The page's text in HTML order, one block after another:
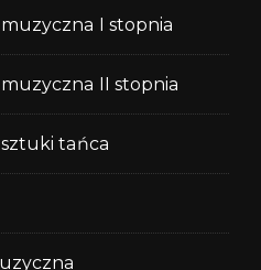
I stopnia
II stopnia
sztuki tańca